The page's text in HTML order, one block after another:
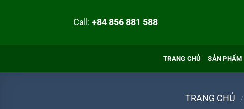
Call: +84 856 881 588
TRANG CHỦ SẢN PHẨM
TRANG CHỦ /